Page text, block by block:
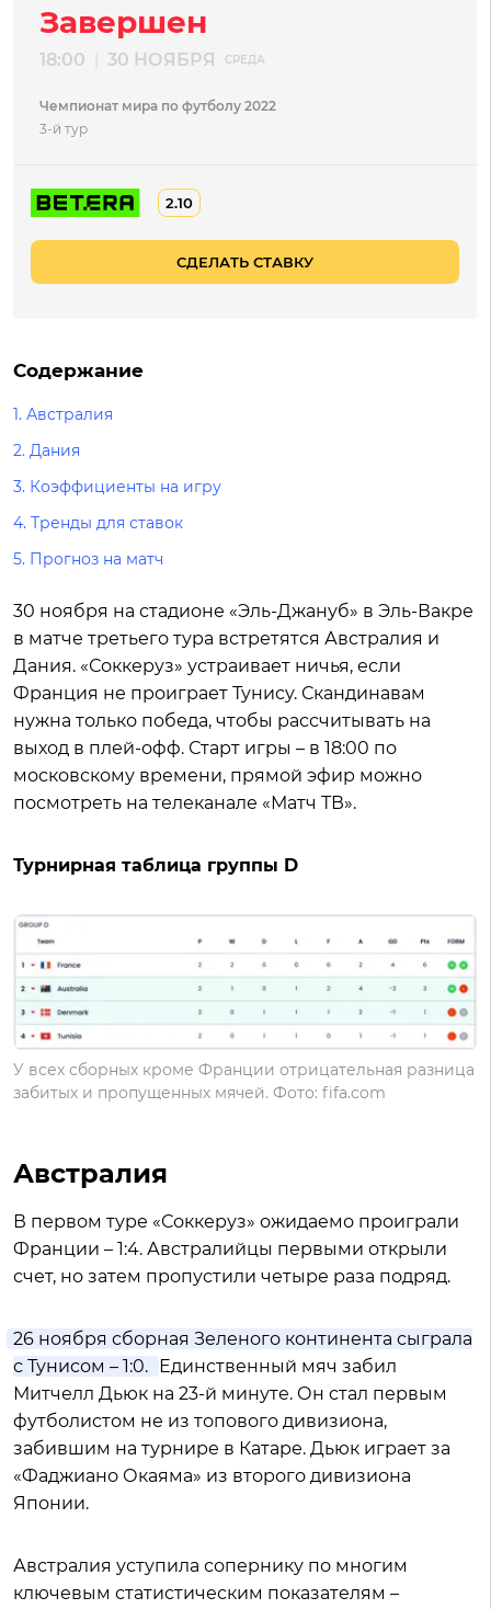
Завершен
18:00 30 НОЯБРЯ СРЕДА
Чемпионат мира по футболу 2022
3-й тур
2.10
СДЕЛАТЬ СТАВКУ
Содержание
1. Австралия
2. Дания
3. Коэффициенты на игру
4. Тренды для ставок
5. Прогноз на матч
30 ноября на стадионе «Эль-Джануб» в Эль-Вакре
в матче третьего тура встретятся Австралия и
Дания. «Соккеруз» устраивает ничья, если
Франция не проиграет Тунису. Скандинавам
нужна только победа, чтобы рассчитывать на
выход в плей-офф. Старт игры – в 18:00 по
московскому времени, прямой эфир можно
посмотреть на телеканале «Матч ТВ».
Турнирная таблица группы D
У всех сборных кроме Франции отрицательная разница
забитых и пропущенных мячей. Фото: fifa.com
Австралия
В первом туре «Соккеруз» ожидаемо проиграли
Франции – 1:4. Австралийцы первыми открыли
счет, но затем пропустили четыре раза подряд.
26 ноября сборная Зеленого континента сыграла
с Тунисом – 1:0. Единственный мяч забил
Митчелл Дьюк на 23-й минуте. Он стал первым
футболистом не из топового дивизиона,
забившим на турнире в Катаре. Дьюк играет за
«Фаджиано Окаяма» из второго дивизиона
Японии.
Австралия уступила сопернику по многим
ключевым статистическим показателям –